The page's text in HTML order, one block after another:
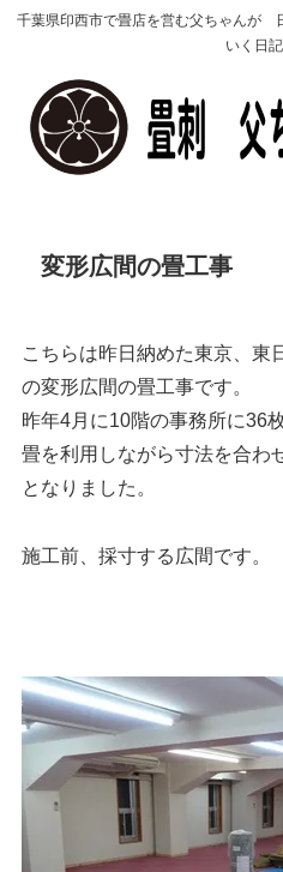
千葉県印西市で畳店を営む父ちゃんが
いく日
変形広間の畳工事
こちらは昨日納めた東京、東
の変形広間の畳工事です。
昨年4月に10階の事務所に36
畳を利用しながら寸法を合わ
となりました。
施工前、採寸する広間です。